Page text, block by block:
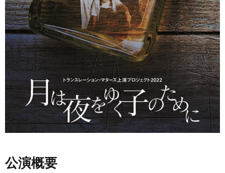
公演概要